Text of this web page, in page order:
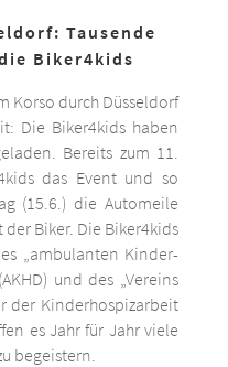
Tausende
Biker4kids
Korso durch Düsseldorf
Die Biker4kids haben
Bereits zum 11.
das Event und so
(15.6.) die Automeile
der Biker. Die Biker4kids
„ambulanten Kinder-
und des „Vereins
der Kinderhospizarbeit
es Jahr für Jahr viele
begeistern.